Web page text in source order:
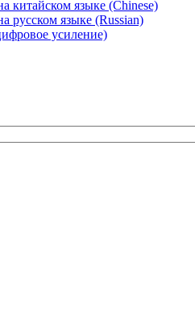
китайском языке (Chinese)
русском языке (Russian)
усиление)